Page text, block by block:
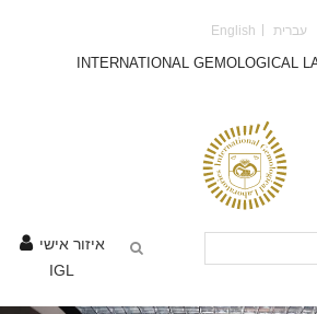
English עברית
INTERNATIONAL GEMOLOGICAL
איזור אישי
IGL